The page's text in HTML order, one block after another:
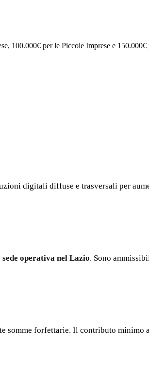
100.000€ per le Piccole Imprese e 150.000€
digitali diffuse e trasversali per
sede operativa nel Lazio. Sono
somme forfettarie. Il contributo minimo